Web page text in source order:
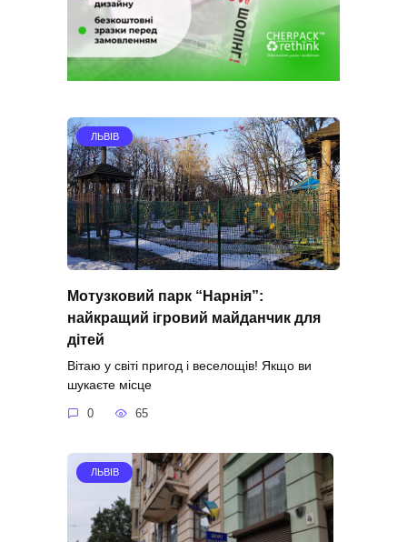
ЛЬВІВ
Мотузковий парк “Нарнія”:
найкращий ігровий майданчик для
дітей
Вітаю у світі пригод і веселощів! Якщо ви
шукаєте місце
0 65
ЛЬВІВ